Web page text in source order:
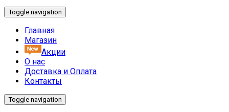
Toggle navigation
Главная
Магазин
Акции
О нас
Доставка и Оплата
Контакты
Toggle navigation